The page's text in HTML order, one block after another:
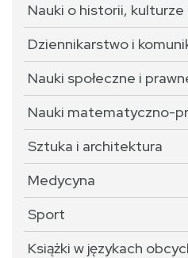
Nauki o historii, kulturze
Dziennikarstwo i
Nauki społeczne i
Nauki matematyczno-
Sztuka i architektura
Medycyna
Sport
Książki w językach